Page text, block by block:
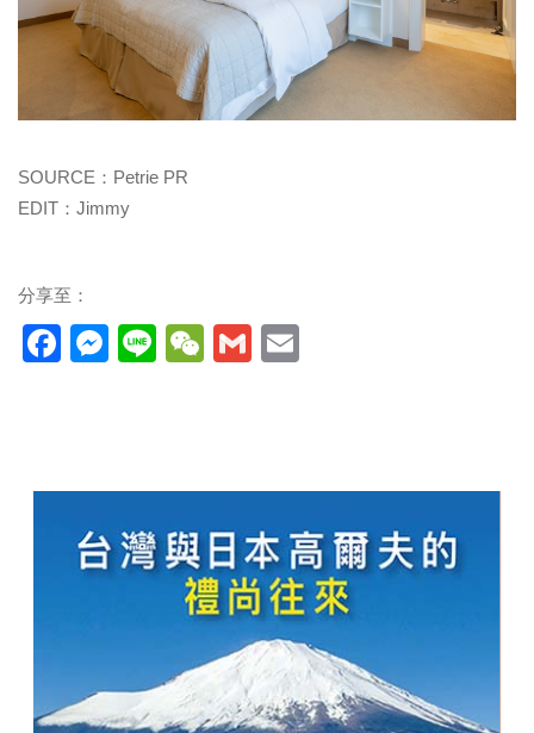
SOURCE： Petrie PR
EDIT：Jimmy
分享至：
Facebook
Messenger
LineWeChat
Gmail